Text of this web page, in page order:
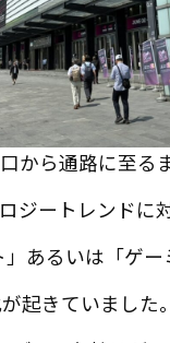
ら通路に至る
ートレンドに
あるいは「ゲ
起きていました。